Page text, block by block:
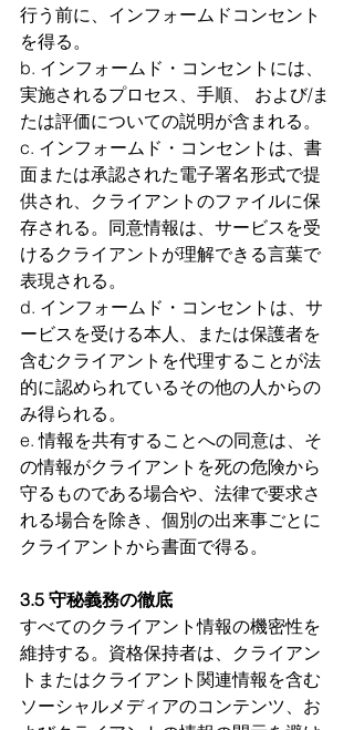
行う前に、インフォームドコンセント
を得る。
b. インフォームド・コンセントには、
実施されるプロセス、手順、 および/ま
たは評価についての説明が含まれる。
c. インフォームド・コンセントは、書
面または承認された電子署名形式で提
供され、クライアントのファイルに保
存される。同意情報は、サービスを受
けるクライアントが理解できる言葉で
表現される。
d. インフォームド・コンセントは、サ
ービスを受ける本人、または保護者を
含むクライアントを代理することが法
的に認められているその他の人からの
み得られる。
e. 情報を共有することへの同意は、そ
の情報がクライアントを死の危険から
守るものである場合や、法律で要求さ
れる場合を除き、個別の出来事ごとに
クライアントから書面で得る。
3.5 守秘義務の徹底
すべてのクライアント情報の機密性を
維持する。資格保持者は、クライアン
トまたはクライアント関連情報を含む
ソーシャルメディアのコンテンツ、お